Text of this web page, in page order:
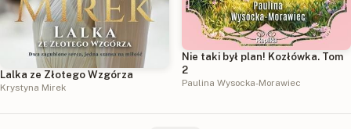
Lalka ze Złotego Wzgórza
Krystyna Mirek
Nie taki był plan! Kozłówka. Tom
2
Paulina Wysocka-Morawiec